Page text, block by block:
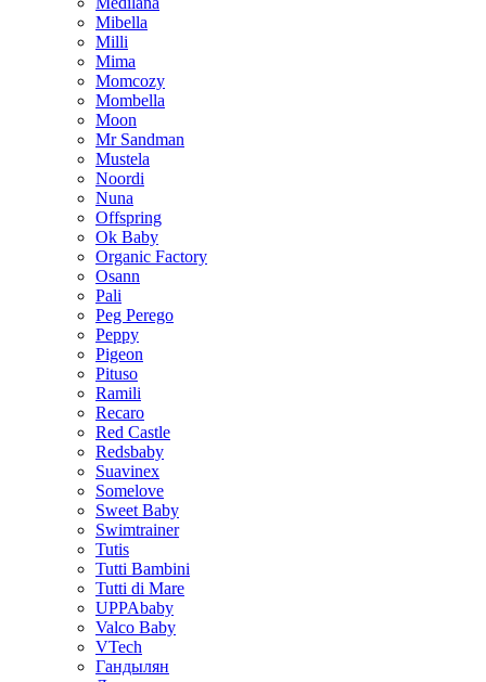
Mibella
Milli
Mima
Momcozy
Mombella
Moon
Mr Sandman
Mustela
Noordi
Nuna
Offspring
Ok Baby
Organic Factory
Osann
Pali
Peg Perego
Peppy
Pigeon
Pituso
Ramili
Recaro
Red Castle
Redsbaby
Suavinex
Somelove
Sweet Baby
Swimtrainer
Tutis
Tutti Bambini
Tutti di Mare
UPPAbaby
Valco Baby
VTech
Гандылян